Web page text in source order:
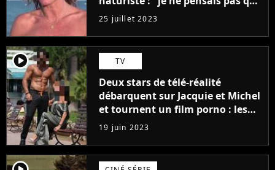
j'arriverais à le faire..."
25 juillet 2023
player2 TV
Deux stars de télé-réalité
débarquent sur Jacquie et Michel
et tournent un film porno : les
premières images du tournage
(exclu)
19 juin 2023